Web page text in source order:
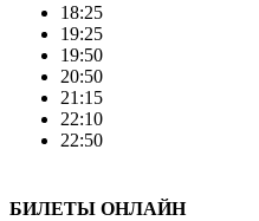
18:25
19:25
19:50
20:50
21:15
22:10
22:50
БИЛЕТЫ ОНЛАЙН